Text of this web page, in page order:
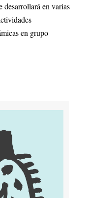
desarrollará en varias
en grupo